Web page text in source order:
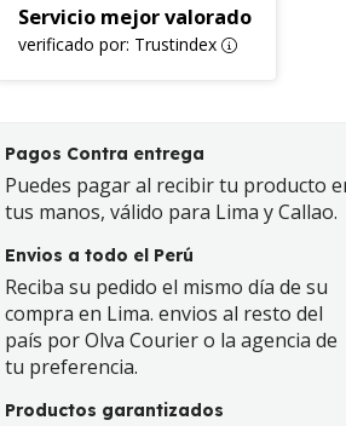
Servicio mejor valorado
verificado por: Trustindex
Pagos Contra entrega
Puedes pagar al recibir tu producto
tus manos, válido para Lima y Callao.
Envios a todo el Perú
Reciba su pedido el mismo día de su
compra en Lima. envios al resto del
país por Olva Courier o la agencia de
tu preferencia.
Productos garantizados